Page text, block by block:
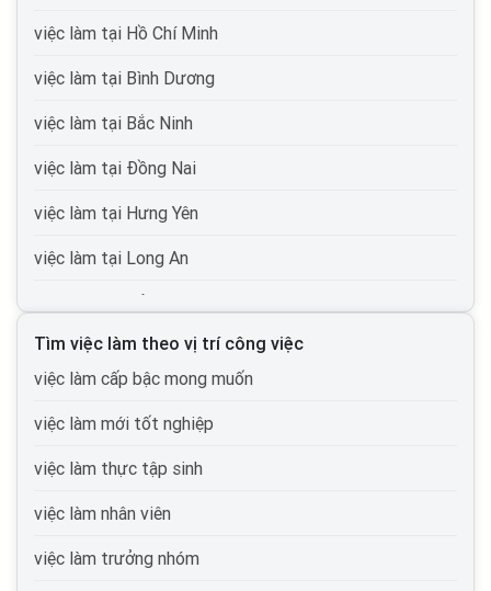
việc làm Khách sạn, nhà hàng
việc làm Marketing, pr
việc làm Internet / Online
việc làm Y tế, dược
việc làm Kinh doanh bất động sản
việc làm Bảo hiểm
việc làm Luật, pháp lý
việc làm Kế toán, kiểm toán
việc làm It phần mềm
việc làm tại Hồ Chí Minh
việc làm tại Bình Dương
việc làm tại Bắc Ninh
việc làm tại Đồng Nai
việc làm tại Hưng Yên
việc làm tại Long An
việc làm tại An Giang
việc làm tại Bà Rịa Vũng Tàu
việc làm tại Bắc Giang
việc làm tại Bắc Kạn
việc làm tại Bạc Liêu
việc làm tại Bến Tre
Tìm việc làm theo vị trí công việc
việc làm cấp bậc mong muốn
việc làm mới tốt nghiệp
việc làm thực tập sinh
việc làm nhân viên
việc làm trưởng nhóm